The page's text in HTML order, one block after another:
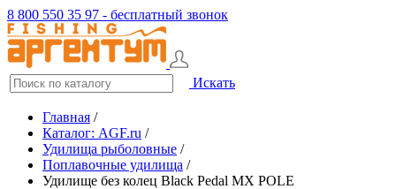
8 800 550 35 97 - бесплатный звонок
Искать
Главная /
Каталог: AGF.ru /
Удилища рыболовные /
Поплавочные удилища /
Удилище без колец Black Pedal MX POLE